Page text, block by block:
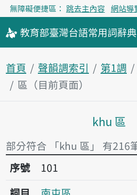
無障礙便捷區： 跳去主內容 網站導
教育部臺灣台語常用詞辭典
首頁 聲韻調索引 第1調
區（目前頁面）
主內
khu 區
部分符合 「khu 區」 有216
序號101南屯區
序號
101